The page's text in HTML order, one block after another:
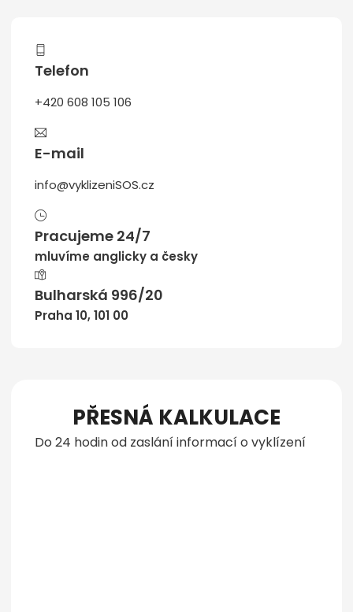
Telefon
+420 608 105 106
E-mail
info@vyklizeniSOS.cz
Pracujeme 24/7
mluvíme anglicky a česky
Bulharská 996/20
Praha 10, 101 00
PŘESNÁ KALKULACE
Do 24 hodin od zaslání informací o vyklízení